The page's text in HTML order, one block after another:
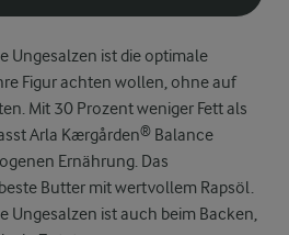
Ungesalzen ist die optimale
Figur achten wollen, ohne auf
Mit 30 Prozent weniger Fett als
Arla Kærgården® Balance
Ernährung. Das
Butter mit wertvollem Rapsöl.
Ungesalzen ist auch beim Backen,